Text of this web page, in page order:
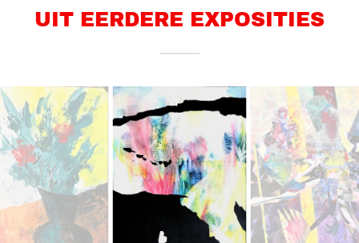
UIT EERDERE EXPOSITIES